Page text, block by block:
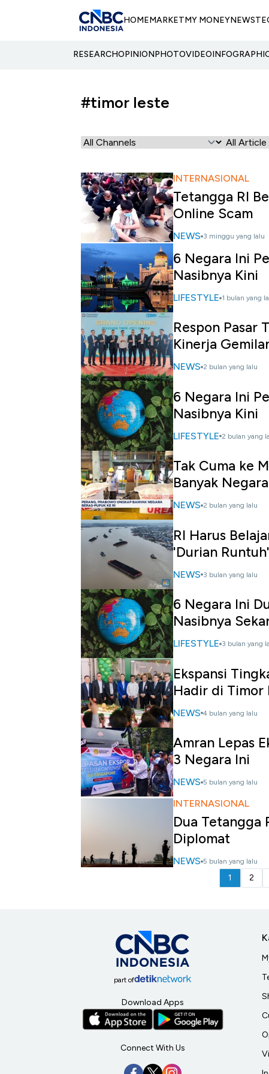
HOMEMARKETMY MONEYNEWS
RESEARCHOPINIONPHOTOVIDEO
#timor leste
INTERNASIONAL
Tetangga RI
Online Scam
NEWS 3 minggu yang lalu
6 Negara Ini
Nasibnya Kini
LIFESTYLE 1 bulan yang
Respon Pasar
Kinerja
NEWS 2 bulan yang lalu
6 Negara Ini
Nasibnya Kini
LIFESTYLE 2 bulan yang
Tak Cuma ke
Banyak
NEWS 2 bulan yang lalu
RI Harus
'Durian Runtuh'
NEWS 3 bulan yang lalu
6 Negara Ini
Nasibnya
LIFESTYLE 3 bulan yang
Ekspansi
Hadir di Timor
NEWS 4 bulan yang lalu
Amran Lepas
3 Negara Ini
NEWS 5 bulan yang lalu
INTERNASIONAL
Dua Tetangga
Diplomat
NEWS 5 bulan yang lalu
1 2
part of
Download Apps
Connect With Us